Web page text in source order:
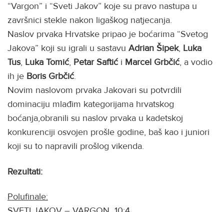
“Vargon” i “Sveti Jakov” koje su pravo nastupa u
završnici stekle nakon ligaškog natjecanja.
Naslov prvaka Hrvatske pripao je boćarima “Svetog
Jakova” koji su igrali u sastavu Adrian Šipek, Luka
Tus, Luka Tomić, Petar Saftići Marcel Grbčić, a vodio
ih je Boris Grbčić.
Novim naslovom prvaka Jakovari su potvrdili
dominaciju mlađim kategorijama hrvatskog
boćanja,obranili su naslov prvaka u kadetskoj
konkurenciji osvojen prošle godine, baš kao i juniori
koji su to napravili prošlog vikenda.
Rezultati:
Polufinale: